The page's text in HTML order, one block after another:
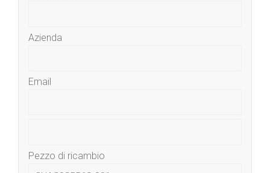
Azienda
Email
Pezzo di ricambio